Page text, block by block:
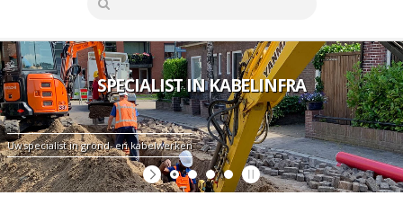
SPECIALIST IN KABELINFRA
Uw specialist in grond- en kabelwerken